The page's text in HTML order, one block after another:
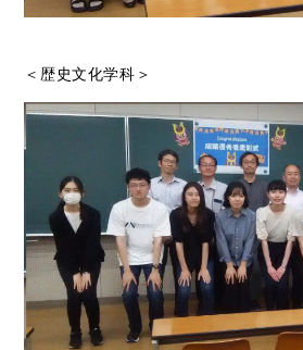
＜歴史文化学科＞